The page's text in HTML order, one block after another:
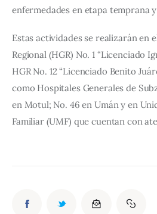
enfermedades en etapa temprana
Estas actividades se realizarán en
Regional (HGR) No. 1 “Licenciado
HGR No. 12 “Licenciado Benito
como Hospitales Generales de
en Motul; No. 46 en Umán y en
Familiar (UMF) que cuentan con